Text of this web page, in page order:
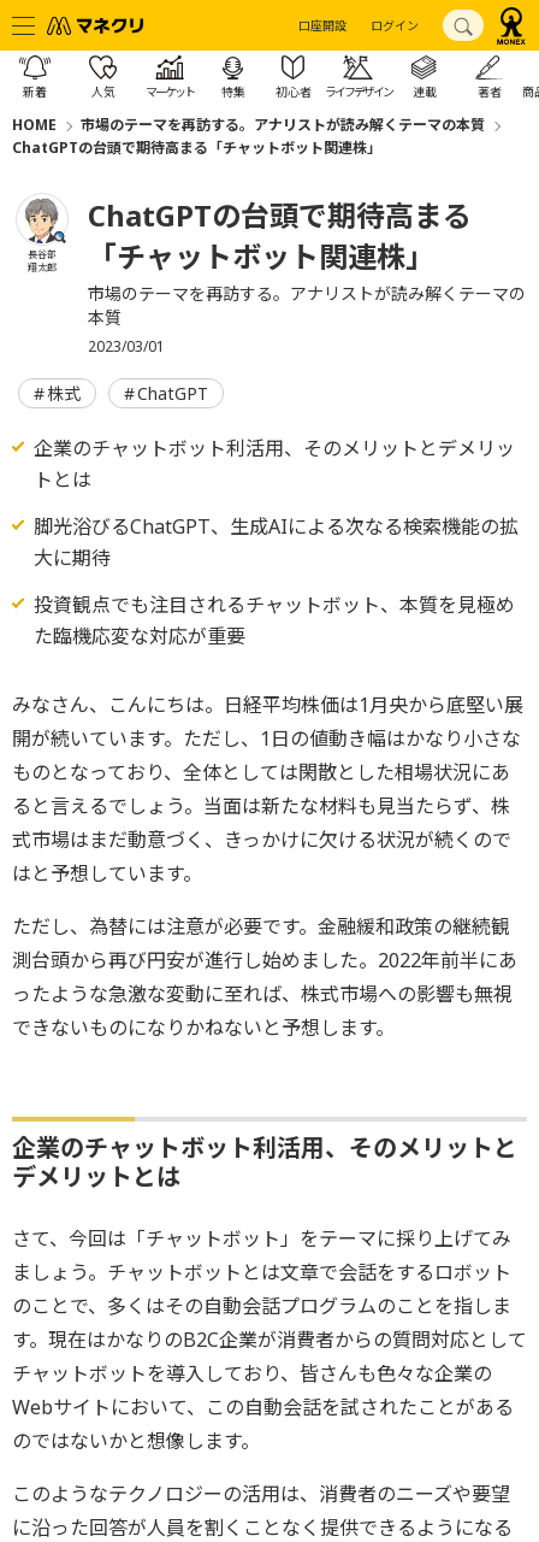
口座開設 ログイン
新着 人気 マーケット 特集 初心者 ライフデザイン 連載 著者 商
HOME
市場のテーマを再訪する。アナリストが読み解くテーマの本質
ChatGPTの台頭で期待高まる「チャットボット関連株」
長谷部
翔太郎
ChatGPTの台頭で期待高まる
「チャットボット関連株」
市場のテーマを再訪する。アナリストが読み解くテーマの
本質
2023/03/01
株式 ChatGPT
企業のチャットボット利活用、そのメリットとデメリッ
トとは
脚光浴びるChatGPT、生成AIによる次なる検索機能の拡
大に期待
投資観点でも注目されるチャットボット、本質を見極め
た臨機応変な対応が重要
みなさん、こんにちは。日経平均株価は1月央から底堅い展
開が続いています。ただし、1日の値動き幅はかなり小さな
ものとなっており、全体としては閑散とした相場状況にあ
ると言えるでしょう。当面は新たな材料も見当たらず、株
式市場はまだ動意づく、きっかけに欠ける状況が続くので
はと予想しています。
ただし、為替には注意が必要です。金融緩和政策の継続観
測台頭から再び円安が進行し始めました。2022年前半にあ
ったような急激な変動に至れば、株式市場への影響も無視
できないものになりかねないと予想します。
企業のチャットボット利活用、そのメリットと
デメリットとは
さて、今回は「チャットボット」をテーマに採り上げてみ
ましょう。チャットボットとは文章で会話をするロボット
のことで、多くはその自動会話プログラムのことを指しま
す。現在はかなりのB2C企業が消費者からの質問対応として
チャットボットを導入しており、皆さんも色々な企業の
Webサイトにおいて、この自動会話を試されたことがある
のではないかと想像します。
このようなテクノロジーの活用は、消費者のニーズや要望
に沿った回答が人員を割くことなく提供できるようになる